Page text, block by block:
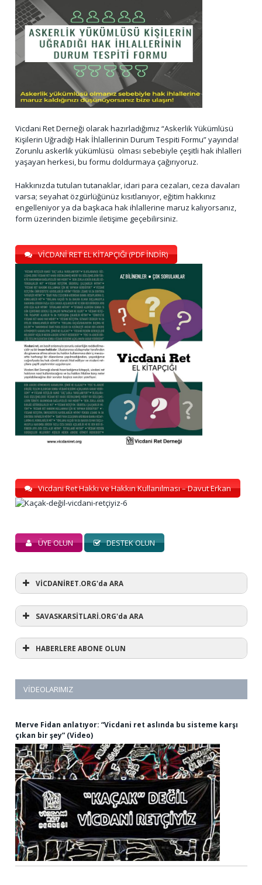
Vicdani Ret Derneği olarak hazırladığımız “Askerlik Yükümlüsü
Kişilerin Uğradığı Hak İhlallerinin Durum Tespiti Formu” yayında!
Zorunlu askerlik yükümlüsü olması sebebiyle çeşitli hak ihlalleri
yaşayan herkesi, bu formu doldurmaya çağırıyoruz.
Hakkınızda tutulan tutanaklar, idari para cezaları, ceza davaları
varsa; seyahat özgürlüğünüz kısıtlanıyor, eğitim hakkınız
engelleniyor ya da başkaca hak ihlallerine maruz kalıyorsanız,
form üzerinden bizimle iletişime geçebilirsiniz.
VİCDANİ RET EL KİTAPÇIĞI (PDF İNDİR)
Vicdani Ret Hakkı ve Hakkın Kullanılması – Davut Erkan
ÜYE OLUN DESTEK OLUN
VİCDANİRET.ORG'da ARA
SAVASKARSİTLARİ.ORG'da ARA
HABERLERE ABONE OLUN
VIDEOLARIMIZ
Merve Fidan anlatıyor: “Vicdani ret aslında bu sisteme karşı
çıkan bir şey” (Video)